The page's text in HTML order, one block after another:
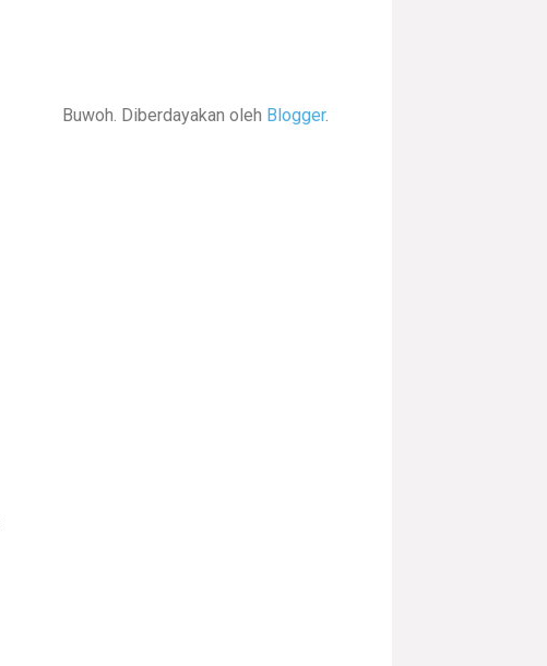
Buwoh. Diberdayakan oleh Blogger.